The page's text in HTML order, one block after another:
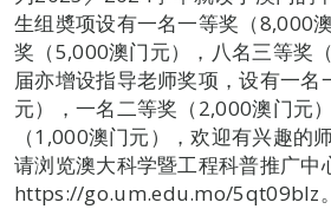
生组奬项设有一名一等奖（8,000
奖（5,000澳门元），八名三等奖
届亦增设指导老师奖项，设有一名
元），一名二等奖（2,000澳门元
（1,000澳门元），欢迎有兴趣的
请浏览澳大科学暨工程科普推广中
https://go.um.edu.mo/5qt09blz。